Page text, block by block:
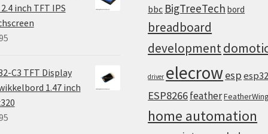
inch TFT IPS
C3 TFT Display
1.47 inch
bbc BigTreeTech bord
breadboard
development
driver elecrowespesp32
ESP8266featherFeatherWing
home automation